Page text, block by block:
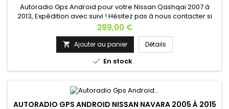
Autoradio Gps Android pour votre Nissan Qashqai 2007 à
2013, Expédition avec suivi ! Hésitez pas à nous contacter si
vous avez une question !
Prix
299,00 €
 Ajouter au panier Détails
 En stock
AUTORADIO GPS ANDROID NISSAN NAVARA 2005 À 2015